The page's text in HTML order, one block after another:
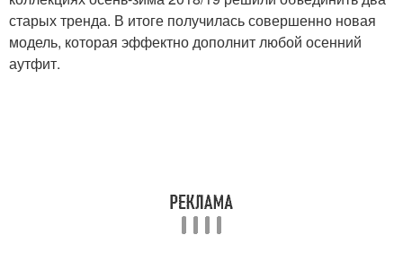
старых тренда. В итоге получилась совершенно новая
модель, которая эффектно дополнит любой осенний
аутфит.